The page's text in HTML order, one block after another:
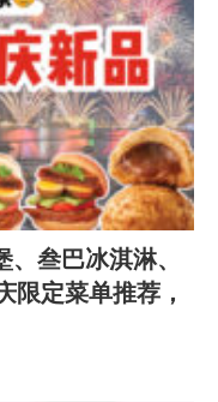
叁巴冰淇淋、
定菜单推荐，